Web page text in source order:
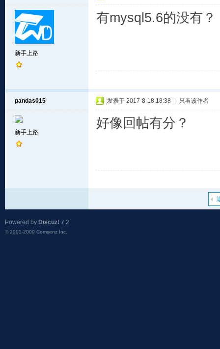
新手上路
有mysql5.6的没有？
pandas015
新手上路
发表于 2017-8-18 18:38 只看该作者
好像回帖有分？
Powered by Discuz! 7.2
© 2001-2009 Comsenz Inc.